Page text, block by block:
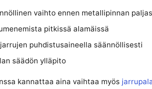
vaihto ennen metallipinnan
pitkissä alamäissä
puhdistusaineella säännöllisesti
säädön ylläpito
kannattaa aina vaihtaa myös